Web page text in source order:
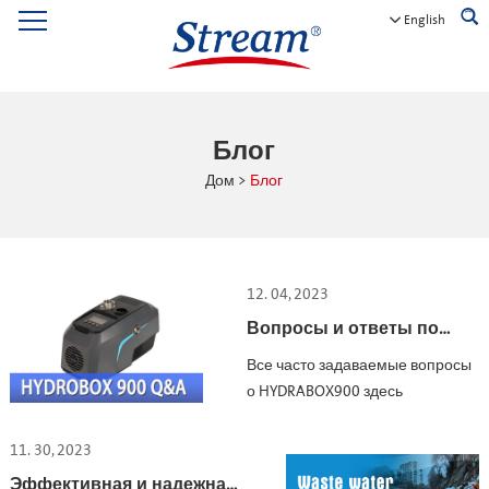
English
Блог
Дом > Блог
12. 04, 2023
Вопросы и ответы по
Hydrobox900
Все часто задаваемые вопросы
о HYDRABOX900 здесь
11. 30, 2023
Эффективная и надежная